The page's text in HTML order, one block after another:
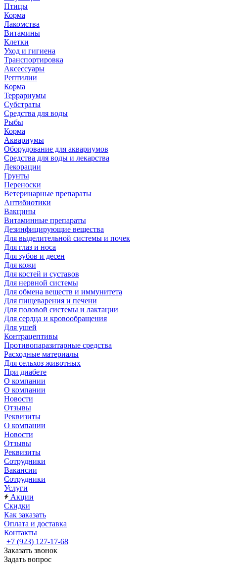
Птицы
Корма
Лакомства
Витамины
Клетки
Уход и гигиена
Транспортировка
Аксессуары
Рептилии
Корма
Террариумы
Субстраты
Средства для воды
Рыбы
Корма
Аквариумы
Оборудование для аквариумов
Средства для воды и лекарства
Декорации
Грунты
Переноски
Ветеринарные препараты
Антибиотики
Вакцины
Витаминные препараты
Дезинфицирующие вещества
Для выделительной системы и почек
Для глаз и носа
Для зубов и десен
Для кожи
Для костей и суставов
Для нервной системы
Для обмена веществ и иммунитета
Для пищеварения и печени
Для половой системы и лактации
Для сердца и кровообращения
Для ушей
Контрацептивы
Противопаразитарные средства
Расходные материалы
Для сельхоз животных
При диабете
О компании
О компании
Новости
Отзывы
Реквизиты
О компании
Новости
Отзывы
Реквизиты
Сотрудники
Вакансии
Сотрудники
Услуги
Акции
Скидки
Как заказать
Оплата и доставка
Контакты
+7 (923) 127-17-68
Заказать звонок
Задать вопрос